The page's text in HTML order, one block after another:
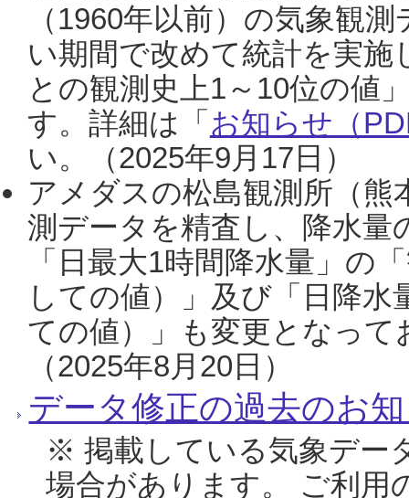
（1960年以前）の気象観
い期間で改めて統計を実
との観測史上1～10位の値
す。詳細は「 お知らせ（
い。（2025年9月17日）
アメダスの松島観測所（熊
測データを精査し、降水
「日最大1時間降水量」の
しての値）」及び「日降
ての値）」も変更となっ
（2025年8月20日）
データ修正の過去のお
※ 掲載している気象デー
場合があります。 ご利用